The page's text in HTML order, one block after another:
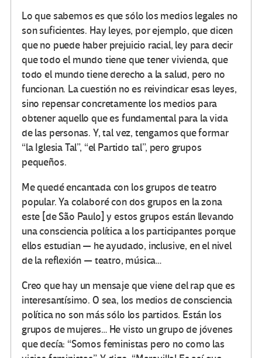
Lo que sabemos es que sólo los medios legales no
son suficientes. Hay leyes, por ejemplo, que dicen
que no puede haber prejuicio racial, ley para decir
que todo el mundo tiene que tener vivienda, que
todo el mundo tiene derecho a la salud, pero no
funcionan. La cuestión no es reivindicar esas leyes,
sino repensar concretamente los medios para
obtener aquello que es fundamental para la vida
de las personas. Y, tal vez, tengamos que formar
“la Iglesia Tal”, “el Partido tal”, pero grupos
pequeños.
Me quedé encantada con los grupos de teatro
popular. Ya colaboré con dos grupos en la zona
este [de São Paulo] y estos grupos están llevando
una consciencia política a los participantes porque
ellos estudian — he ayudado, inclusive, en el nivel
de la reflexión — teatro, música…
Creo que hay un mensaje que viene del rap que es
interesantísimo. O sea, los medios de consciencia
política no son más sólo los partidos. Están los
grupos de mujeres… He visto un grupo de jóvenes
que decía: “Somos feministas pero no como las